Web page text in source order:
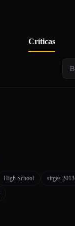
Críticas
High School sitges 2013